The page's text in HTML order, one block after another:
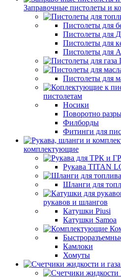
Заправочные пистолеты и
Пистолеты для
Пистолеты для
Пистолеты для
Пистолеты для
Пистолеты для
пистолетам
Носики
Поворотно
Филборды
Фитинги для
комплектующие
Рукава TITAN
Шланги для
рукавов и шлангов
Катушки Piusi
Катушки Samoa
Камлоки
Хомуты